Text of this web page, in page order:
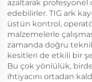
azaltarak
edebilirler. TIG ark
üstün kontrol,
malzemelerle
zamanda doğru
kesitleri de etkili bir
Bu çok yönlülük,
ihtiyacını ortadan